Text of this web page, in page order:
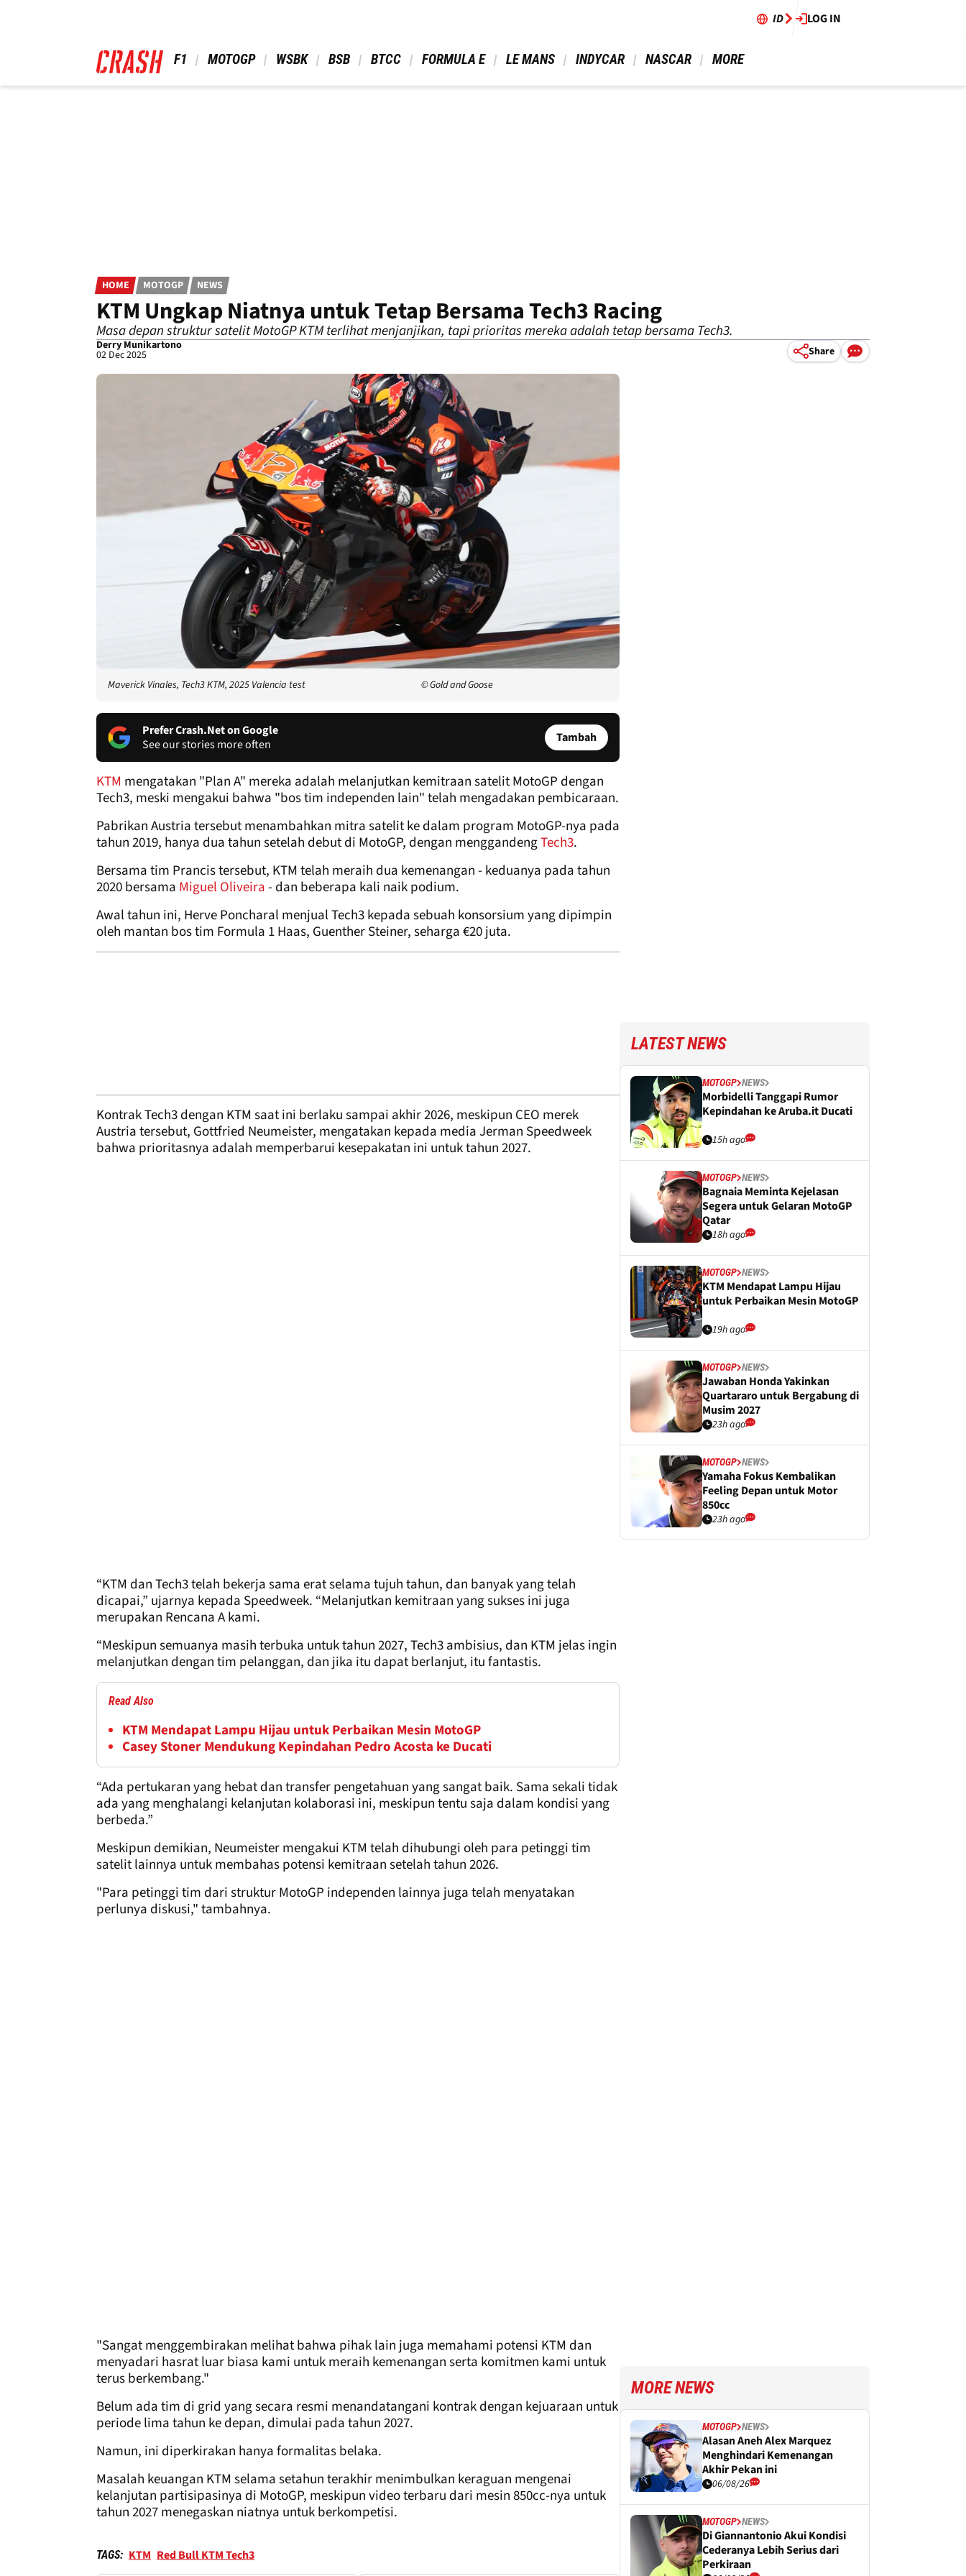
ID LOG IN
F1 MOTOGP WSBK BSB BTCC FORMULA E LE MANS INDYCAR NASCAR MORE
HOME MOTOGP NEWS
KTM Ungkap Niatnya untuk Tetap Bersama Tech3 Racing
Masa depan struktur satelit MotoGP KTM terlihat menjanjikan, tapi prioritas mereka adalah tetap bersama Tech3.
Derry Munikartono
02 Dec 2025 Share
Maverick Vinales, Tech3 KTM, 2025 Valencia test © Gold and Goose
Prefer Crash.Net on Google
See our stories more often
Tambah
KTM mengatakan "Plan A" mereka adalah melanjutkan kemitraan satelit MotoGP dengan
Tech3, meski mengakui bahwa "bos tim independen lain" telah mengadakan pembicaraan.
Pabrikan Austria tersebut menambahkan mitra satelit ke dalam program MotoGP-nya pada
tahun 2019, hanya dua tahun setelah debut di MotoGP, dengan menggandengTech3.
Bersama tim Prancis tersebut, KTM telah meraih dua kemenangan - keduanya pada tahun
2020 bersama Miguel Oliveira- dan beberapa kali naik podium.
Awal tahun ini, Herve Poncharal menjual Tech3 kepada sebuah konsorsium yang dipimpin
oleh mantan bos tim Formula 1 Haas, Guenther Steiner, seharga €20 juta.
Kontrak Tech3 dengan KTM saat ini berlaku sampai akhir 2026, meskipun CEO merek
Austria tersebut, Gottfried Neumeister, mengatakan kepada media Jerman Speedweek
bahwa prioritasnya adalah memperbarui kesepakatan ini untuk tahun 2027.
“KTM dan Tech3 telah bekerja sama erat selama tujuh tahun, dan banyak yang telah
dicapai,” ujarnya kepada Speedweek. “Melanjutkan kemitraan yang sukses ini juga
merupakan Rencana A kami.
“Meskipun semuanya masih terbuka untuk tahun 2027, Tech3 ambisius, dan KTM jelas ingin
melanjutkan dengan tim pelanggan, dan jika itu dapat berlanjut, itu fantastis.
Read Also
KTM Mendapat Lampu Hijau untuk Perbaikan Mesin MotoGP
Casey Stoner Mendukung Kepindahan Pedro Acosta ke Ducati
“Ada pertukaran yang hebat dan transfer pengetahuan yang sangat baik. Sama sekali tidak
ada yang menghalangi kelanjutan kolaborasi ini, meskipun tentu saja dalam kondisi yang
berbeda.”
Meskipun demikian, Neumeister mengakui KTM telah dihubungi oleh para petinggi tim
satelit lainnya untuk membahas potensi kemitraan setelah tahun 2026.
"Para petinggi tim dari struktur MotoGP independen lainnya juga telah menyatakan
perlunya diskusi," tambahnya.
"Sangat menggembirakan melihat bahwa pihak lain juga memahami potensi KTM dan
menyadari hasrat luar biasa kami untuk meraih kemenangan serta komitmen kami untuk
terus berkembang."
Belum ada tim di grid yang secara resmi menandatangani kontrak dengan kejuaraan untuk
periode lima tahun ke depan, dimulai pada tahun 2027.
Namun, ini diperkirakan hanya formalitas belaka.
Masalah keuangan KTM selama setahun terakhir menimbulkan keraguan mengenai
kelanjutan partisipasinya di MotoGP, meskipun video terbaru dari mesin 850cc-nya untuk
tahun 2027 menegaskan niatnya untuk berkompetisi.
TAGS: KTM Red Bull KTM Tech3
LATEST NEWS
MOTOGP NEWS
Morbidelli Tanggapi Rumor
Kepindahan ke Aruba.it Ducati
15h ago
MOTOGP NEWS
Bagnaia Meminta Kejelasan
Segera untuk Gelaran MotoGP
Qatar
18h ago
MOTOGP NEWS
KTM Mendapat Lampu Hijau
untuk Perbaikan Mesin MotoGP
19h ago
MOTOGP NEWS
Jawaban Honda Yakinkan
Quartararo untuk Bergabung di
Musim 2027
23h ago
MOTOGP NEWS
Yamaha Fokus Kembalikan
Feeling Depan untuk Motor
850cc
23h ago
MORE NEWS
MOTOGP NEWS
Alasan Aneh Alex Marquez
Menghindari Kemenangan
Akhir Pekan ini
06/08/26
MOTOGP NEWS
Di Giannantonio Akui Kondisi
Cederanya Lebih Serius dari
Perkiraan